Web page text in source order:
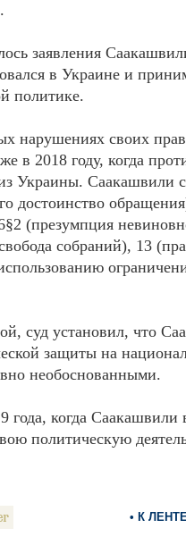
заявления
в Украине и
политике.
нарушениях своих
в 2018 году, когда
Украины. Саакашвили
достоинство
(презумпция
собраний), 13
суд установил, что
защиты на
необоснованными.
года, когда Саакашвили
политическую
• К